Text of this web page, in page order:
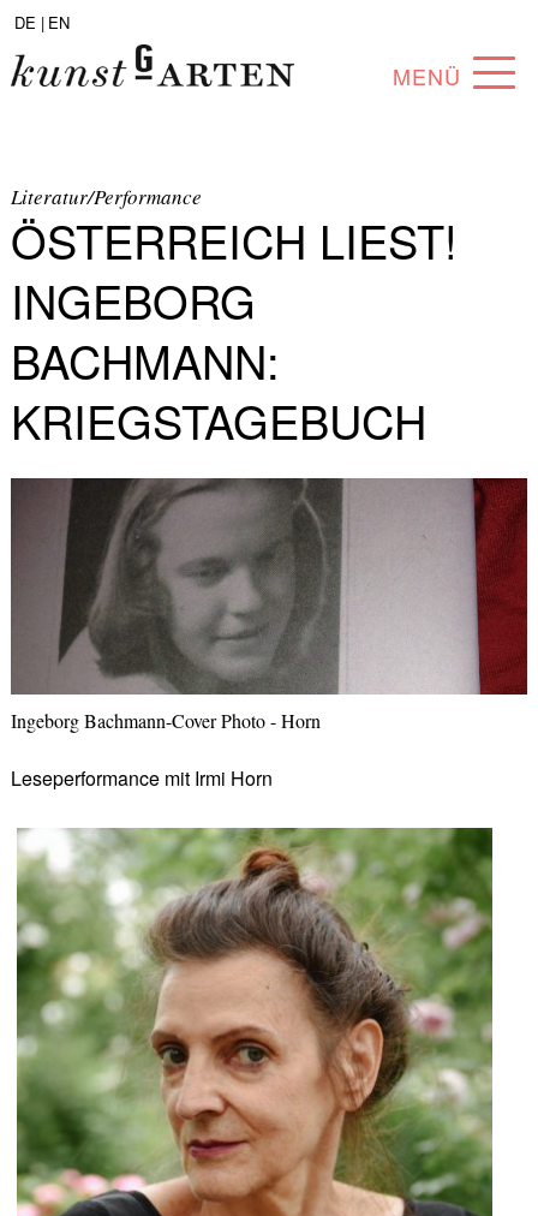
DE | EN
MENÜ
SAMMLUNG
KÜNSTLER*INNEN
PARTNER*INNEN
ANGEBOTE
Literatur/Performance
ÖSTERREICH LIEST!
INGEBORG
BACHMANN:
KRIEGSTAGEBUCH
Ingeborg Bachmann-Cover Photo - Horn
Leseperformance mit Irmi Horn